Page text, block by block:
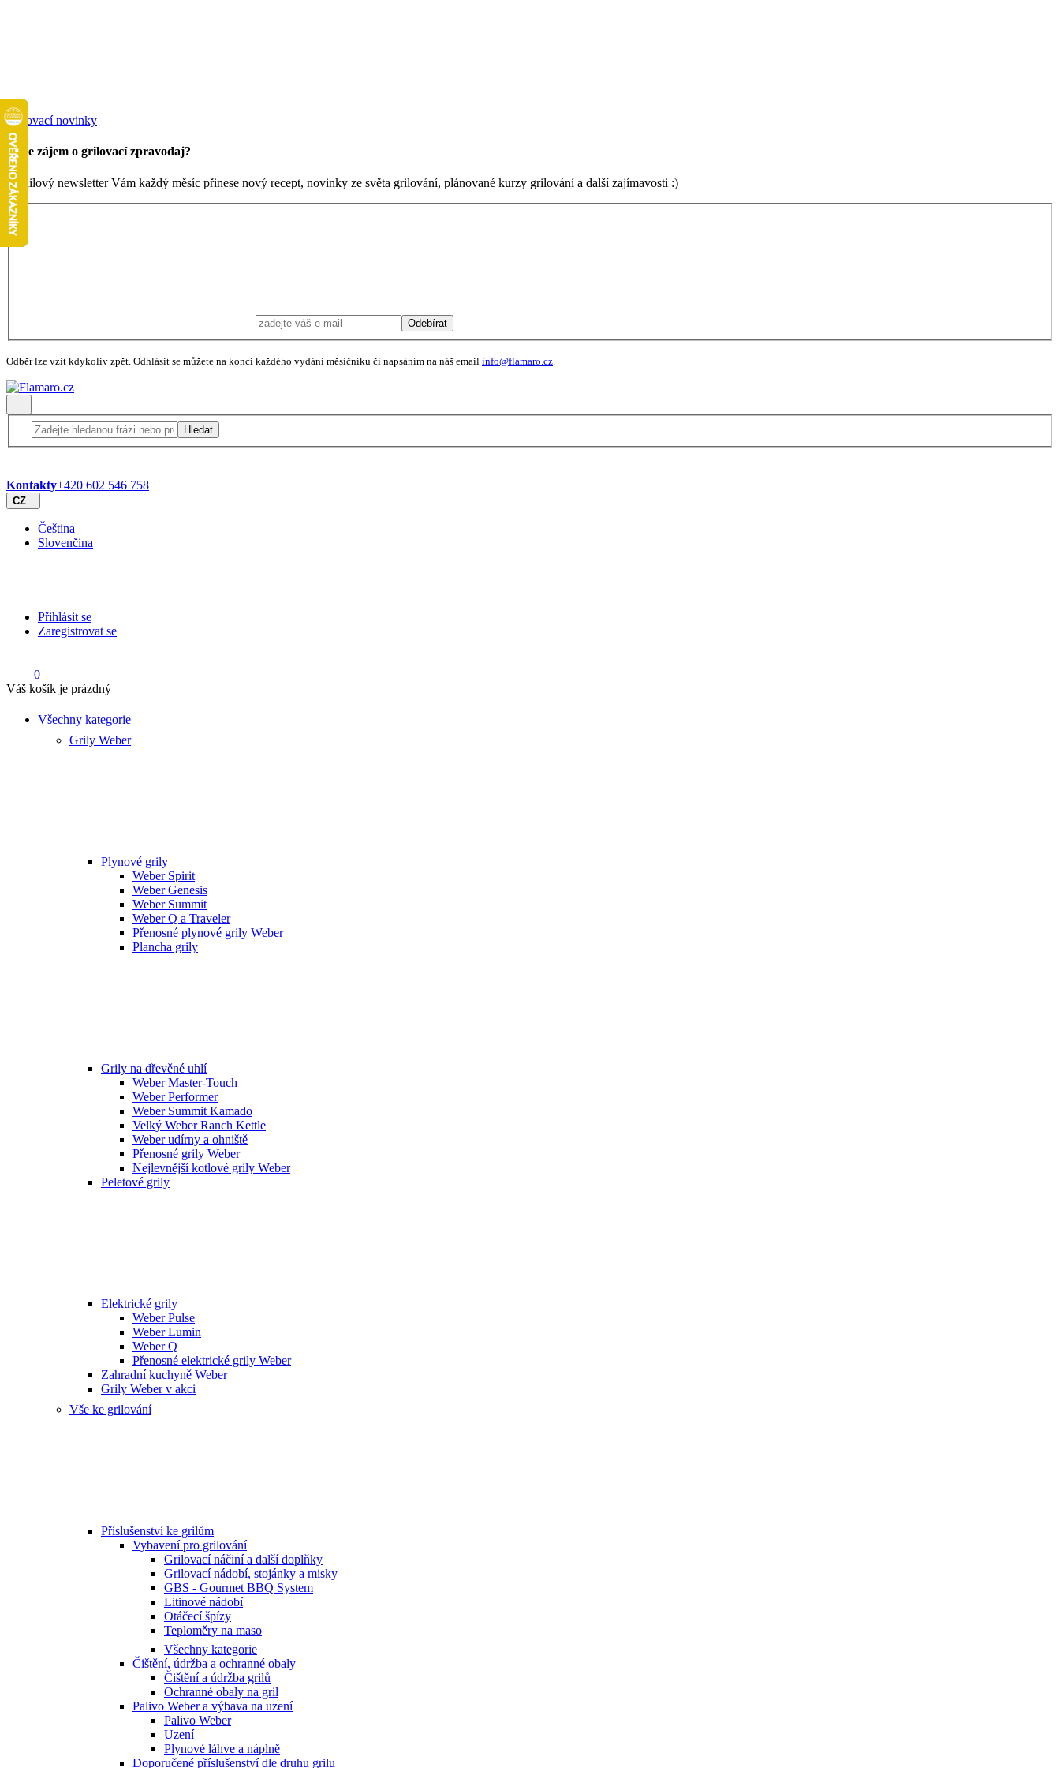
Grilovací novinky
Máte zájem o grilovací zpravodaj?
Emailový newsletter Vám každý měsíc přinese nový recept, novinky ze světa grilování, plánované kurzy grilování a další zajímavosti :)
Odebírat
Odběr lze vzít kdykoliv zpět. Odhlásit se můžete na konci každého vydání měsíčníku či napsáním na náš email info@flamaro.cz.
Hledat
Kontakty+420 602 546 758
CZ
Čeština
Slovenčina
Přihlásit se
Zaregistrovat se
0
Váš košík je prázdný
Všechny kategorie
Grily Weber
Plynové grily
Weber Spirit
Weber Genesis
Weber Summit
Weber Q a Traveler
Přenosné plynové grily Weber
Plancha grily
Grily na dřevěné uhlí
Weber Master-Touch
Weber Performer
Weber Summit Kamado
Velký Weber Ranch Kettle
Weber udírny a ohniště
Přenosné grily Weber
Nejlevnější kotlové grily Weber
Peletové grily
Elektrické grily
Weber Pulse
Weber Lumin
Weber Q
Přenosné elektrické grily Weber
Zahradní kuchyně Weber
Grily Weber v akci
Vše ke grilování
Příslušenství ke grilům
Vybavení pro grilování
Grilovací náčiní a další doplňky
Grilovací nádobí, stojánky a misky
GBS - Gourmet BBQ System
Litinové nádobí
Otáčecí špízy
Teploměry na maso
Všechny kategorie
Čištění, údržba a ochranné obaly
Čištění a údržba grilů
Ochranné obaly na gril
Palivo Weber a výbava na uzení
Palivo Weber
Uzení
Plynové láhve a náplně
Doporučené příslušenství dle druhu grilu